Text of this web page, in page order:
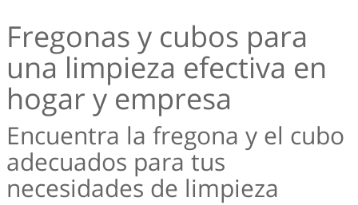
Fregonas y cubos para
una limpieza efectiva en
hogar y empresa
Encuentra la fregona y el cubo
adecuados para tus
necesidades de limpieza